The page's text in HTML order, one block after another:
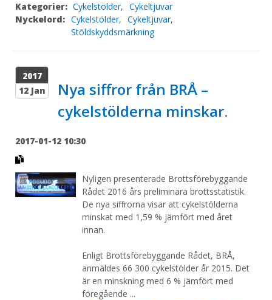
Kategorier: Cykelstölder, Cykeltjuvar
Nyckelord: Cykelstölder, Cykeltjuvar,
Stöldskyddsmärkning
2017
12 Jan
Nya siffror från BRÅ –
cykelstölderna minskar.
2017-01-12 10:30
Nyligen presenterade Brottsförebyggande
Rådet 2016 års preliminära brottsstatistik.
De nya siffrorna visar att cykelstölderna
minskat med 1,59 % jämfört med året
innan.
Enligt Brottsförebyggande Rådet, BRÅ,
anmäldes 66 300 cykelstölder år 2015. Det
är en minskning med 6 % jämfört med
föregående ...